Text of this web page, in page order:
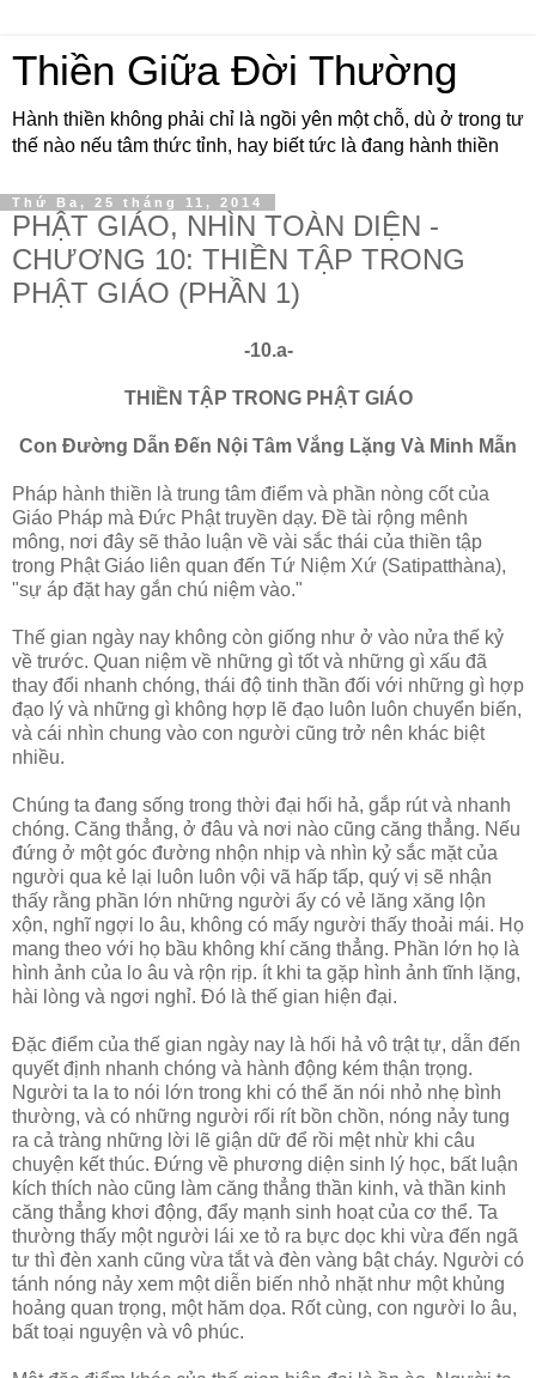
Thiền Giữa Đời Thường
Hành thiền không phải chỉ là ngồi yên một chỗ, dù ở trong tư
thế nào nếu tâm thức tỉnh, hay biết tức là đang hành thiền
Thứ Ba, 25 tháng 11, 2014
PHẬT GIÁO, NHÌN TOÀN DIỆN -
CHƯƠNG 10: THIỀN TẬP TRONG
PHẬT GIÁO (PHẦN 1)
-10.a-
THIỀN TẬP TRONG PHẬT GIÁO
Con Ðường Dẫn Ðến Nội Tâm Vắng Lặng Và Minh Mẫn
Pháp hành thiền là trung tâm điểm và phần nòng cốt của
Giáo Pháp mà Ðức Phật truyền dạy. Ðề tài rộng mênh
mông, nơi đây sẽ thảo luận về vài sắc thái của thiền tập
trong Phật Giáo liên quan đến Tứ Niệm Xứ (Satipatthàna),
"sự áp đặt hay gắn chú niệm vào."
Thế gian ngày nay không còn giống như ở vào nửa thế kỷ
về trước. Quan niệm về những gì tốt và những gì xấu đã
thay đổi nhanh chóng, thái độ tinh thần đối với những gì hợp
đạo lý và những gì không hợp lẽ đạo luôn luôn chuyển biến,
và cái nhìn chung vào con người cũng trở nên khác biệt
nhiều.
Chúng ta đang sống trong thời đại hối hả, gắp rút và nhanh
chóng. Căng thẳng, ở đâu và nơi nào cũng căng thẳng. Nếu
đứng ở một góc đường nhộn nhịp và nhìn kỷ sắc mặt của
người qua kẻ lại luôn luôn vội vã hấp tấp, quý vị sẽ nhận
thấy rằng phần lớn những người ấy có vẻ lăng xăng lộn
xộn, nghĩ ngợi lo âu, không có mấy người thấy thoải mái. Họ
mang theo với họ bầu không khí căng thẳng. Phần lớn họ là
hình ảnh của lo âu và rộn rịp. ít khi ta gặp hình ảnh tĩnh lặng,
hài lòng và ngơi nghỉ. Ðó là thế gian hiện đại.
Ðặc điểm của thế gian ngày nay là hối hả vô trật tự, dẫn đến
quyết định nhanh chóng và hành động kém thận trọng.
Người ta la to nói lớn trong khi có thể ăn nói nhỏ nhẹ bình
thường, và có những người rối rít bồn chồn, nóng nảy tung
ra cả tràng những lời lẽ giận dữ để rồi mệt nhừ khi câu
chuyện kết thúc. Ðứng về phương diện sinh lý học, bất luận
kích thích nào cũng làm căng thẳng thần kinh, và thần kinh
căng thẳng khơi động, đẩy mạnh sinh hoạt của cơ thể. Ta
thường thấy một người lái xe tỏ ra bực dọc khi vừa đến ngã
tư thì đèn xanh cũng vừa tắt và đèn vàng bật cháy. Người có
tánh nóng nảy xem một diễn biến nhỏ nhặt như một khủng
hoảng quan trọng, một hăm dọa. Rốt cùng, con người lo âu,
bất toại nguyện và vô phúc.